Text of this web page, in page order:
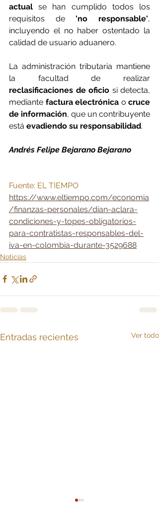
actual se han cumplido todos los
requisitos de 'no responsable',
incluyendo el no haber ostentado la
calidad de usuario aduanero.
La administración tributaria mantiene
reclasificaciones de oficio si detecta,
mediante factura electrónica o cruce
de información, que un contribuyente
está evadiendo su responsabilidad.
Andrés Felipe Bejarano Bejarano
Fuente: EL TIEMPO
https://www.eltiempo.com/economia
/finanzas-personales/dian-aclara-
condiciones-y-topes-obligatorios-
para-contratistas-responsables-del-
iva-en-colombia-durante-3529688
Noticias
Entradas recientes Ver todo